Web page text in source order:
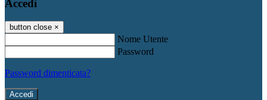
Accedi
button close ×
Nome Utente
Password
Password dimenticata?